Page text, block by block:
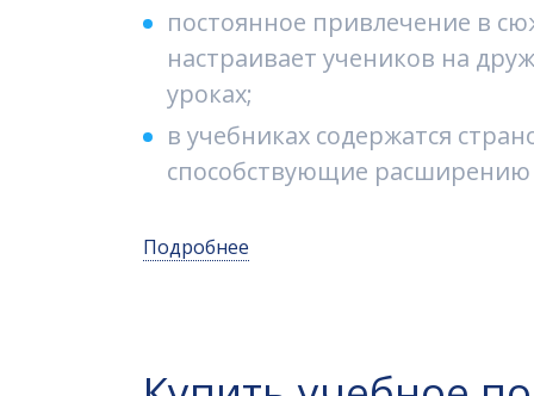
постоянное привлечение в
настраивает учеников на
уроках;
в учебниках содержатся
способствующие расширению
Подробнее